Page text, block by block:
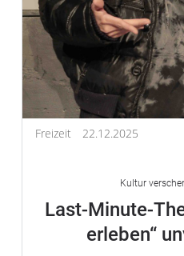
Freizeit 22.12.2025
Kultur
Last-Minute-
erleben“